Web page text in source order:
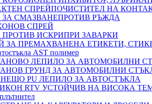
СПРЕЙПОЧИСТИТЕЛ НА
ЗА СМАЗВАНЕПРОТИВ РЪЖДА
СПРЕЙ
ПРОТИВ ИСКРИПРИ ЗАВАРКИ
ЗА ПРЕМАХВАНЕНА ЕТИКЕТИ,
AST полимер
ЛЕПИЛО ЗА АВТОМОБИЛНИ
ГРУНД ЗА АВТОМОБИЛНИ
PU ЛЕПИЛО ЗА АВТОСТЪКЛА
RTV УСТОЙЧИВ НА ВИСОКА